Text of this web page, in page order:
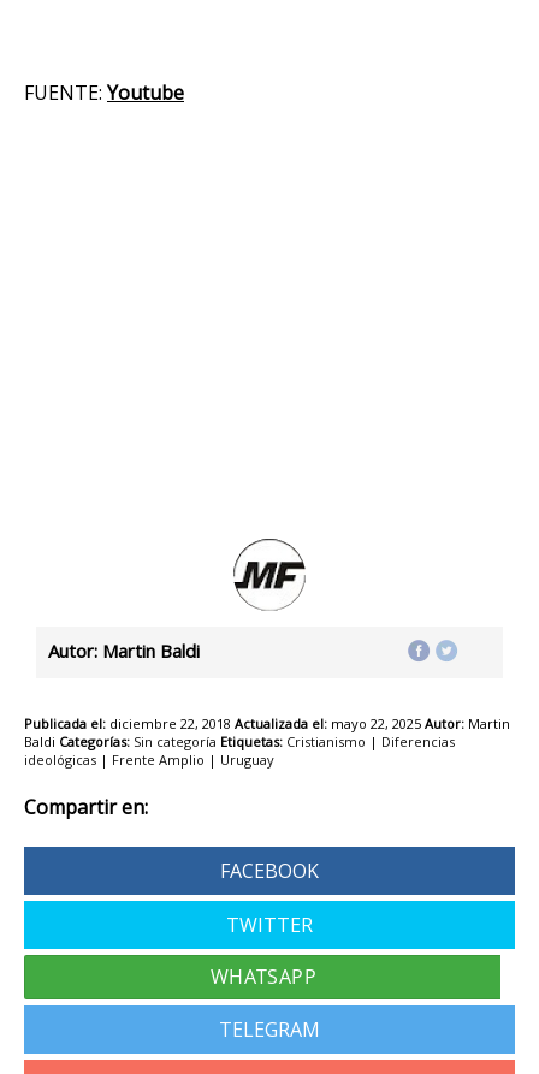
FUENTE: Youtube
Autor: Martin Baldi
Publicada el: diciembre 22, 2018 Actualizada el: mayo 22, 2025 Autor: Martin
Baldi Categorías: Sin categoría Etiquetas: Cristianismo | Diferencias
ideológicas | Frente Amplio | Uruguay
Compartir en:
FACEBOOK
TWITTER
TELEGRAM